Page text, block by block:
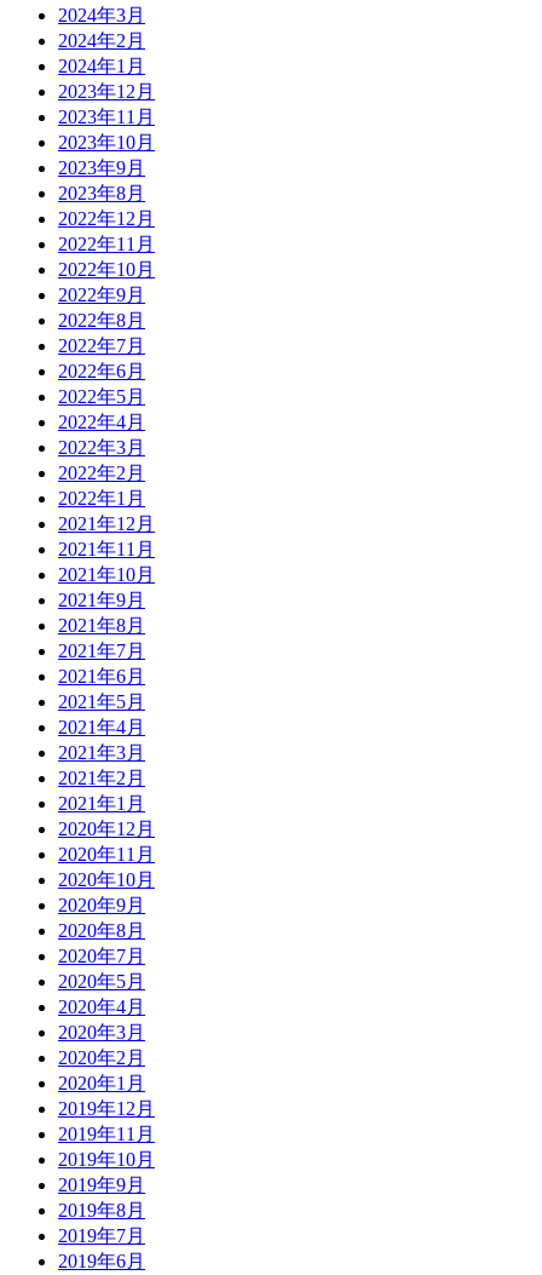
2024年3月
2024年2月
2024年1月
2023年12月
2023年11月
2023年10月
2023年9月
2023年8月
2022年12月
2022年11月
2022年10月
2022年9月
2022年8月
2022年7月
2022年6月
2022年5月
2022年4月
2022年3月
2022年2月
2022年1月
2021年12月
2021年11月
2021年10月
2021年9月
2021年8月
2021年7月
2021年6月
2021年5月
2021年4月
2021年3月
2021年2月
2021年1月
2020年12月
2020年11月
2020年10月
2020年9月
2020年8月
2020年7月
2020年5月
2020年4月
2020年3月
2020年2月
2020年1月
2019年12月
2019年11月
2019年10月
2019年9月
2019年8月
2019年7月
2019年6月